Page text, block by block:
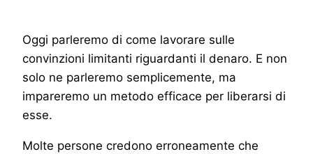
Oggi parleremo di come lavorare sulle
convinzioni limitanti riguardanti il denaro. E non
solo ne parleremo semplicemente, ma
impareremo un metodo efficace per liberarsi di
esse.
Molte persone credono erroneamente che